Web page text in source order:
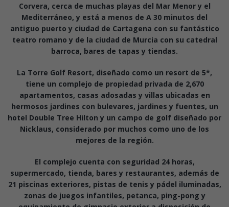
Corvera, cerca de muchas playas del Mar Menor y el
Mediterráneo, y está a menos de A 30 minutos del
antiguo puerto y ciudad de Cartagena con su fantástico
teatro romano y de la ciudad de Murcia con su catedral
barroca, bares de tapas y tiendas.
La Torre Golf Resort, diseñado como un resort de 5*,
tiene un complejo de propiedad privada de 2,670
apartamentos, casas adosadas y villas ubicadas en
hermosos jardines con bulevares, jardines y fuentes, un
hotel Double Tree Hilton y un campo de golf diseñado por
Nicklaus, considerado por muchos como uno de los
mejores de la región.
El complejo cuenta con seguridad 24 horas,
supermercado, tienda, bares y restaurantes, además de
21 piscinas exteriores, pistas de tenis y pádel iluminadas,
zonas de juegos infantiles, petanca, ping-pong y